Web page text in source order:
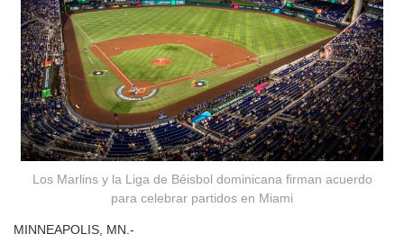
Los Marlins y la Liga de Béisbol dominicana firman acuerdo
para celebrar partidos en Miami
MINNEAPOLIS, MN.-